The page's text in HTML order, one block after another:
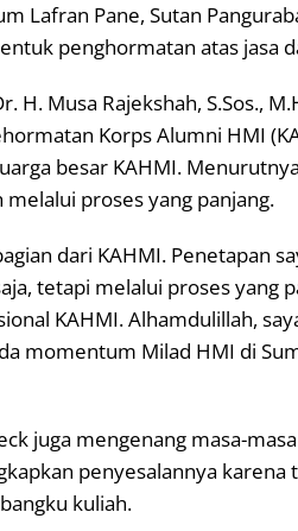
Lafran Pane, Sutan
penghormatan atas jasa
H. Musa Rajekshah, S.Sos.,
Korps Alumni HMI
besar KAHMI.
proses yang panjang.
dari KAHMI. Penetapan
tetapi melalui proses yang
KAHMI. Alhamdulillah,
momentum Milad HMI di
juga mengenang masa-
penyesalannya
kuliah.